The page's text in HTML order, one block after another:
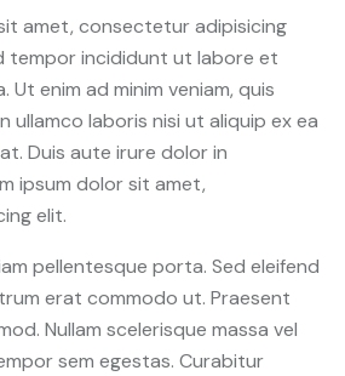
amet, consectetur adipisicing
tempor incididunt ut labore et
Ut enim ad minim veniam, quis
laboris nisi ut aliquip ex ea
Duis aute irure dolor in
ipsum dolor sit amet,
elit.
pellentesque porta. Sed eleifend
erat commodo ut. Praesent
Nullam scelerisque massa vel
sem egestas. Curabitur